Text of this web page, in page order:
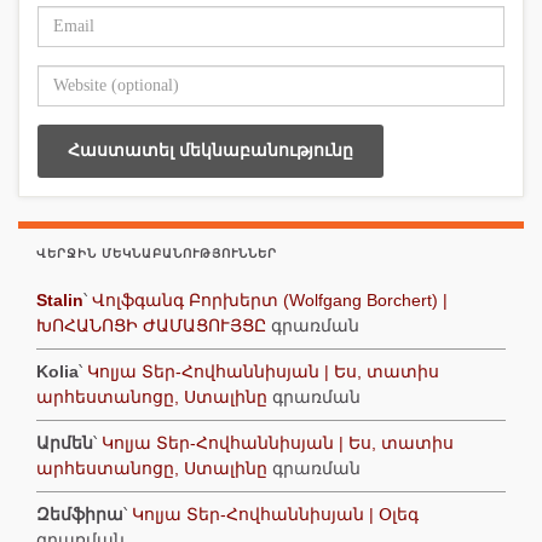
ՎԵՐՋԻՆ ՄԵԿՆԱԲԱՆՈՒԹՅՈՒՆՆԵՐ
Stalin՝ Վոլֆգանգ Բորխերտ (Wolfgang Borchert) |
ԽՈՀԱՆՈՑԻ ԺԱՄԱՑՈՒՅՑԸ գրառման
Kolia՝ Կոլյա Տեր-Հովհաննիսյան | Ես, տատիս
արհեստանոցը, Ստալինը գրառման
Արմեն՝ Կոլյա Տեր-Հովհաննիսյան | Ես, տատիս
արհեստանոցը, Ստալինը գրառման
Զեմֆիրա՝ Կոլյա Տեր-Հովհաննիսյան | Օլեգ